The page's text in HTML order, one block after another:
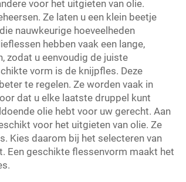
voor het uitgieten van olie.
Ze laten u een klein beetje
nauwkeurige hoeveelheden
hebben vaak een lange,
zodat u eenvoudig de juiste
vorm is de knijpfles. Deze
te regelen. Ze worden vaak in
dat u elke laatste druppel kunt
olie hebt voor uw gerecht. Aan
voor het uitgieten van olie. Ze
Kies daarom bij het selecteren van
Een geschikte flessenvorm maakt het